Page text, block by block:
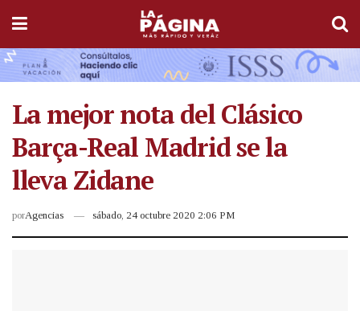
La mejor nota del Clásico
Barça-Real Madrid se la
lleva Zidane
porAgencias sábado, 24 octubre 2020 2:06 PM